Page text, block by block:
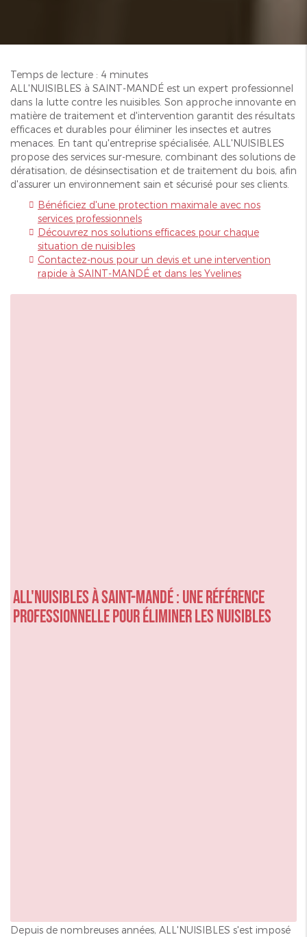
Temps de lecture : 4 minutes
ALL'NUISIBLES à SAINT-MANDÉ est un expert professionnel
dans la lutte contre les nuisibles. Son approche innovante en
matière de traitement et d'intervention garantit des résultats
efficaces et durables pour éliminer les insectes et autres
menaces. En tant qu'entreprise spécialisée, ALL'NUISIBLES
propose des services sur-mesure, combinant des solutions de
dératisation, de désinsectisation et de traitement du bois, afin
d'assurer un environnement sain et sécurisé pour ses clients.
Bénéficiez d'une protection maximale avec nos
services professionnels
Découvrez nos solutions efficaces pour chaque
situation de nuisibles
Contactez-nous pour un devis et une intervention
rapide à SAINT-MANDÉ et dans les Yvelines
ALL'NUISIBLES à SAINT-MANDÉ : une référence
professionnelle pour éliminer les nuisibles
Depuis de nombreuses années, ALL'NUISIBLES s'est imposé